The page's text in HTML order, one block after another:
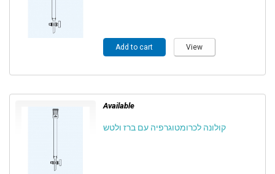
Add to cart View
Available
קולונה לכרומטוגרפיה עם ברז ולטש